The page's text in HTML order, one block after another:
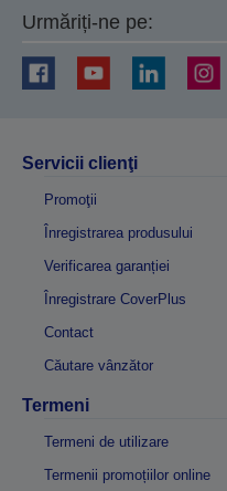
Urmăriți-ne pe:
Servicii clienţi
Promoţii
Înregistrarea produsului
Verificarea garanției
Înregistrare CoverPlus
Contact
Căutare vânzător
Termeni
Termeni de utilizare
Termenii promoțiilor online